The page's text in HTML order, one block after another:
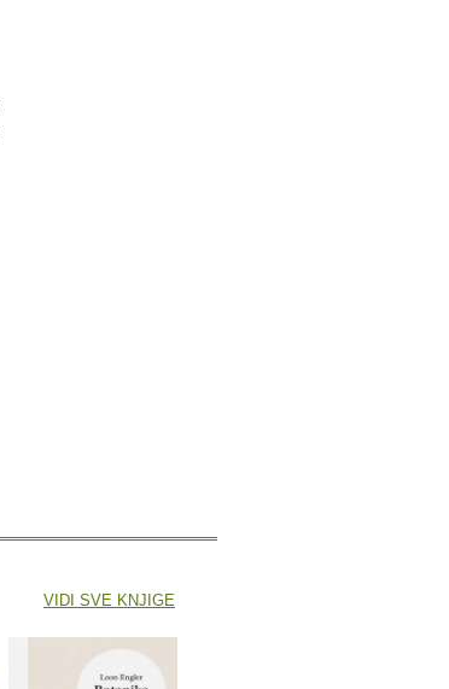
VIDI SVE KNJIGE